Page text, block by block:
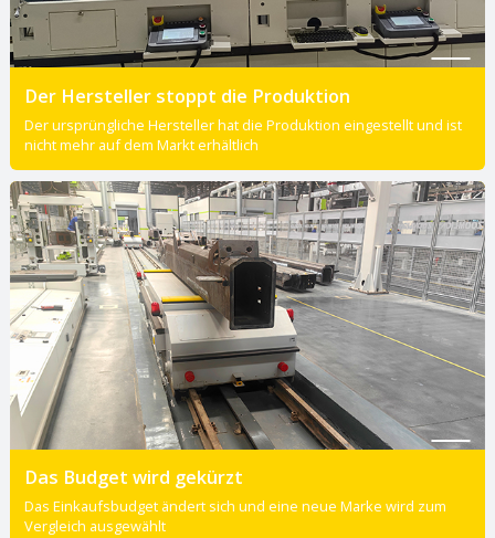
Der Hersteller stoppt die Produktion
Der ursprüngliche Hersteller hat die Produktion eingestellt und ist
nicht mehr auf dem Markt erhältlich
Das Budget wird gekürzt
Das Einkaufsbudget ändert sich und eine neue Marke wird zum
Vergleich ausgewählt